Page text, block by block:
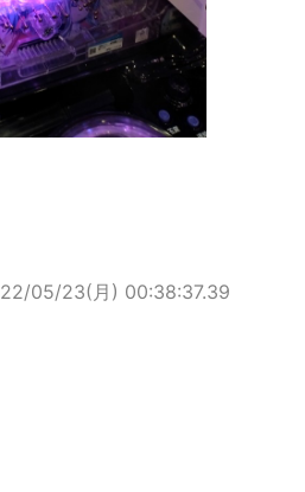
05/23(月) 00:38:37.39